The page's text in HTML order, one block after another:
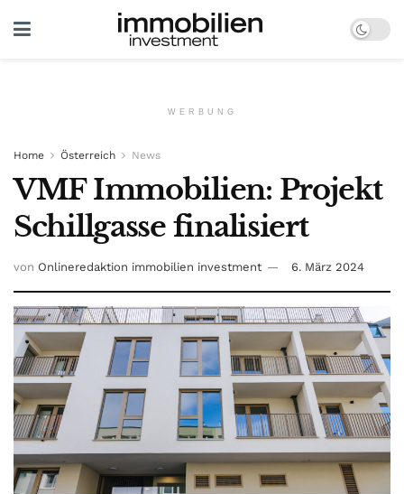
WERBUNG
Home Österreich News
VMF Immobilien: Projekt
Schillgasse finalisiert
von Onlineredaktion immobilien investment 6. März 2024